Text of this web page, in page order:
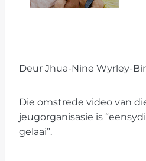
Deur Jhua-Nine Wyrley-
Die omstrede video van
jeugorganisasie is
gelaai”.